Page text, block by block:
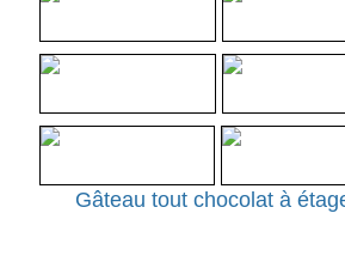
Gâteau tout chocolat à